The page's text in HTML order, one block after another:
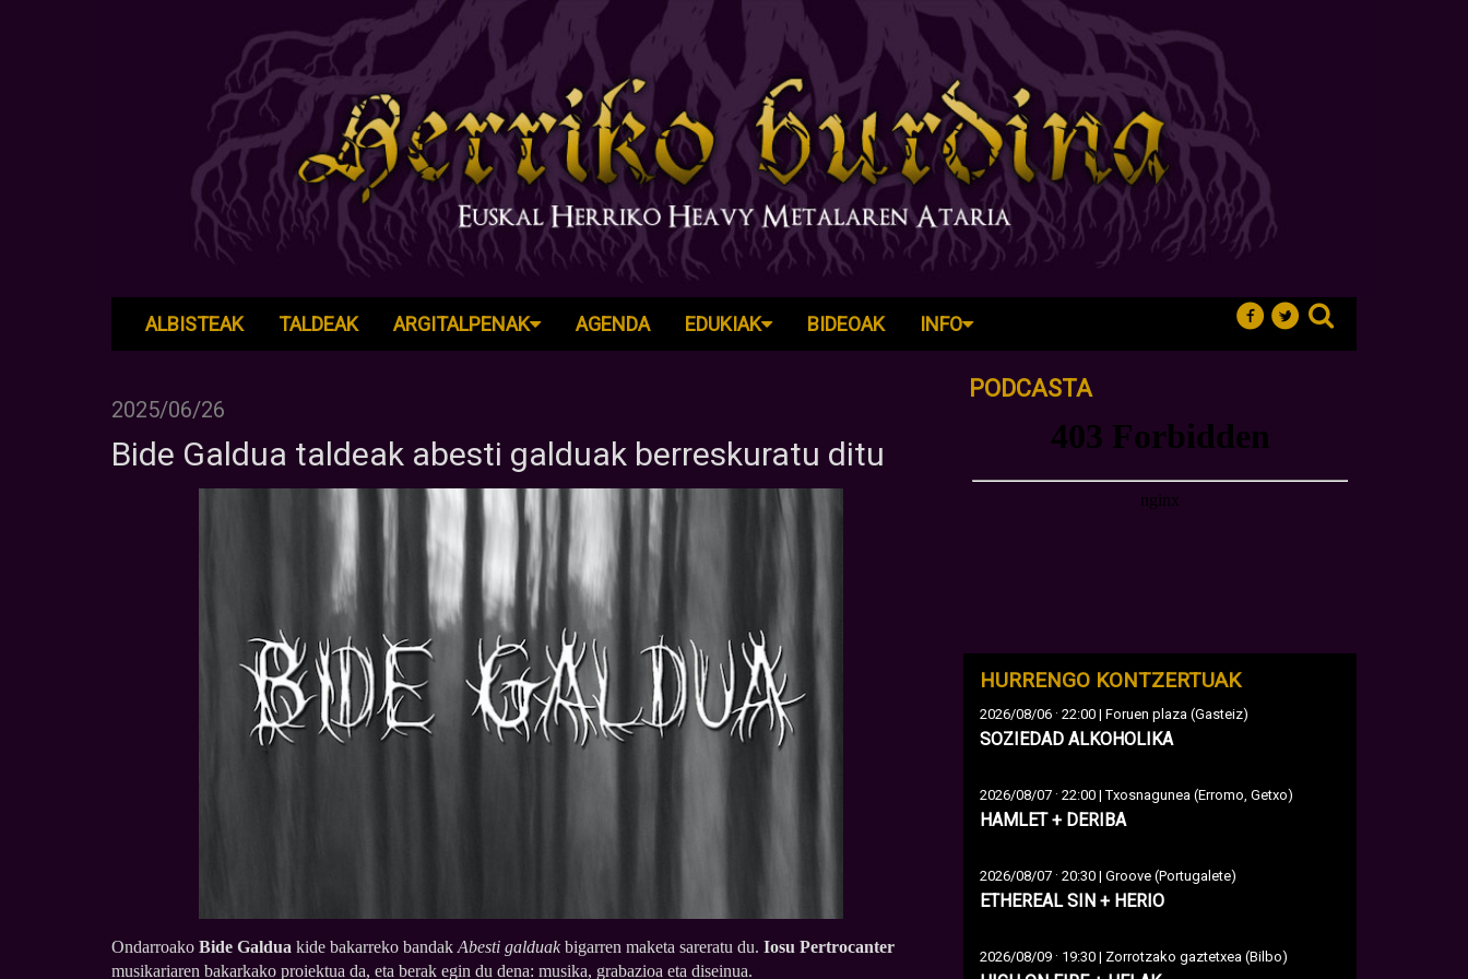
ALBISTEAK TALDEAK ARGITALPENAK AGENDA EDUKIAK BIDEOAK INFO
2025/06/26
Bide Galdua taldeak abesti galduak berreskuratu ditu
Ondarroako Bide Galdua kide bakarreko bandak Abesti galduakbigarren maketa sareratu du. Iosu Pertrocanter
musikariaren bakarkako proiektua da, eta berak egin du dena: musika, grabazioa eta diseinua.
PODCASTA
HURRENGO KONTZERTUAK
2026/08/06 · 22:00 | Foruen plaza (Gasteiz)
SOZIEDAD ALKOHOLIKA
2026/08/07 · 22:00 | Txosnagunea (Erromo, Getxo)
HAMLET + DERIBA
2026/08/07 · 20:30 | Groove (Portugalete)
ETHEREAL SIN + HERIO
2026/08/09 · 19:30 | Zorrotzako gaztetxea (Bilbo)